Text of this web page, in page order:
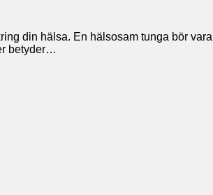
din hälsa. En hälsosam tunga bör
betyder…